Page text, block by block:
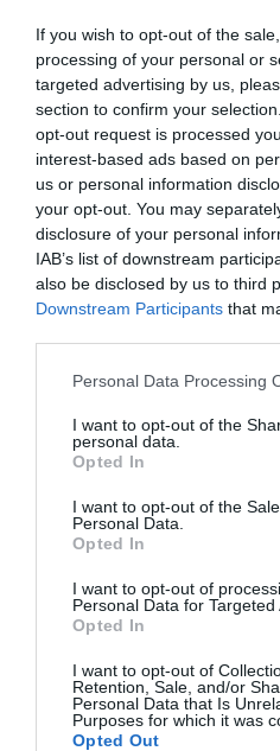
If you wish to opt-out of the
processing of your personal or
targeted advertising by us,
section to confirm your
opt-out request is processed
interest-based ads based on
us or personal information
your opt-out. You may
disclosure of your personal
IAB’s list of downstream
also be disclosed by us to third
Downstream Participants that
Please note that this website/
not limited to your visit or usage
grant or deny consent to
use your data for below
consent section.
Personal Data Processing
I want to opt-out of the
personal data.
Opted In
I want to opt-out of the
Personal Data.
Opted In
I want to opt-out of
Personal Data for Targeted
Opted In
I want to opt-out of
Retention, Sale, and/or
Personal Data that Is
Purposes for which it was
Opted Out
Δείτε τις
γεννήσει σε
προειδοποίηση των
Τροχαίο στον Κηφισό
στο ρεύμα προς
Μητσοτάκης: “Η
παραγωγικής βάσης
προτεραιότητα για
εξωστρεφή και
οικονομία”
“Ελευθέριος
37χρονος με 4
κλαδέματος
Ακολούθησε το
και μάθετε πρώτοι
Share Tweet
ΚΑΡΚΙΝΟΣ ΚΑΡΚΙΝΟΣ ΤΟΥ